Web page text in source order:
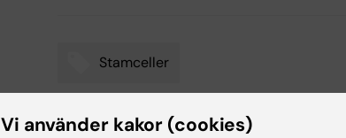
Stamceller
Vi använder kakor (cookies)